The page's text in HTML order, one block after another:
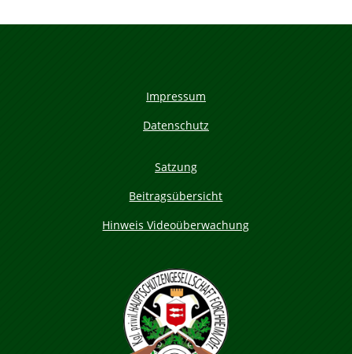
Impressum
Datenschutz
Satzung
Beitragsübersicht
Hinweis Videoüberwachung